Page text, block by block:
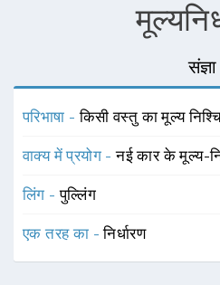
संज्ञा
परिभाषा -किसी वस्तु का मूल्य
वाक्य में प्रयोग -नई कार के मूल्य-
लिंग -पुल्लिंग
एक तरह का -निर्धारण